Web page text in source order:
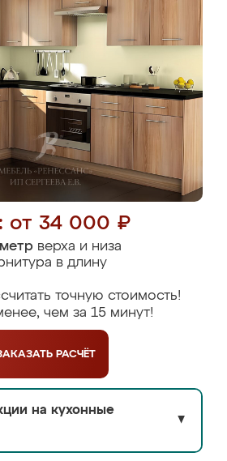
от 34 000 ₽
верха и низа
в длину
точную стоимость!
чем за 15 минут!
РАСЧЁТ
на кухонные
▼